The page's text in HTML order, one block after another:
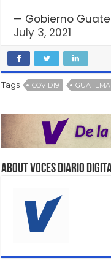
— Gobierno
July 3, 2021
Tags COVID19
About VOCES Diario